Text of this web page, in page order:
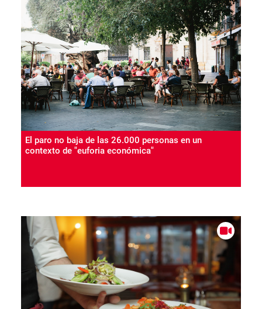
El paro no baja de las 26.000 personas en un
contexto de "euforia económica"